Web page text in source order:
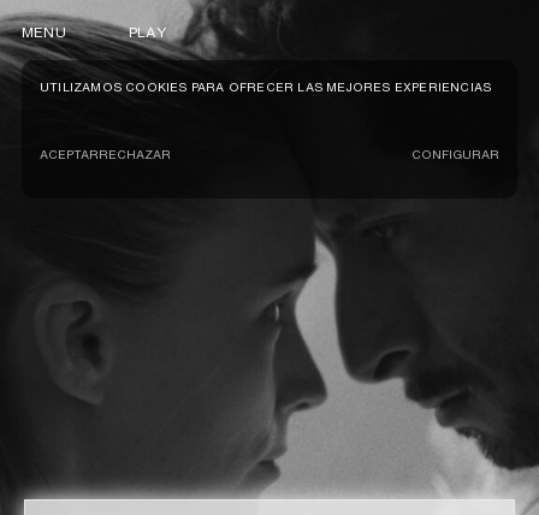
UTILIZAMOS COOKIES PARA OFRECER LAS MEJORES EXPERIENCIAS
ACEPTARRECHAZAR CONFIGURAR
MENU PLAY